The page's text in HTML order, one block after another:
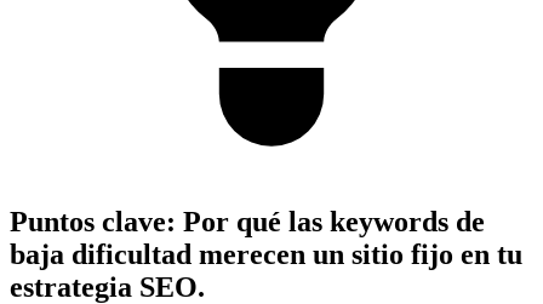
Puntos clave: Por qué las keywords de
baja dificultad merecen un sitio fijo en tu
estrategia SEO.